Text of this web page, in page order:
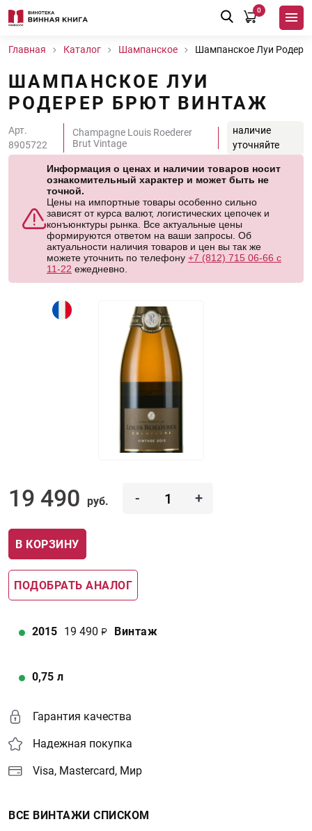
0
Главная Каталог Шампанское Шампанское Луи
ШАМПАНСКОЕ ЛУИ
РОДЕРЕР БРЮТ ВИНТАЖ
Арт.
8905722
Champagne Louis Roederer
Brut Vintage
наличие
уточняйте
Информация о ценах и наличии товаров носит
ознакомительный характер и может быть не
точной.
Цены на импортные товары особенно сильно
зависят от курса валют, логистических цепочек и
конъюнктуры рынка. Все актуальные цены
формируются ответом на ваши запросы. Об
актуальности наличия товаров и цен вы так же
можете уточнить по телефону +7 (812) 715 06-66 с
11-22 ежедневно.
19 490 руб. - +
В КОРЗИНУ
ПОДОБРАТЬ АНАЛОГ
2015 19 490 Винтаж
0,75 л
Гарантия качества
Надежная покупка
Visa, Mastercard, Мир
ВСЕ ВИНТАЖИ СПИСКОМ